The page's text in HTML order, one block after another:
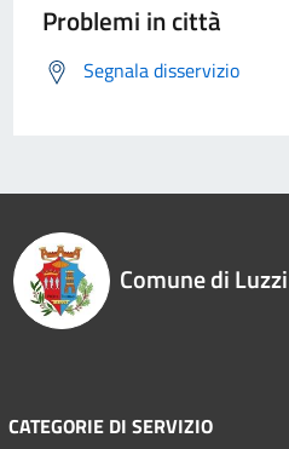
Problemi in città
Segnala disservizio
Comune di Luzzi
CATEGORIE DI SERVIZIO